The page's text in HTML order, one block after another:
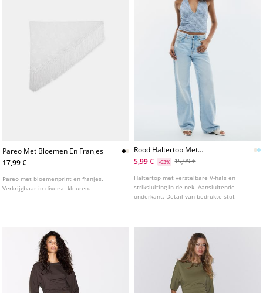
Pareo Met Bloemen En Franjes
17,99 €
Pareo met bloemenprint en franjes.
Verkrijgbaar in diverse kleuren.
Rood Haltertop Met
Stippenprint
5,99 € -63% 15,99 €
Haltertop met verstelbare V-hals en
striksluiting in de nek. Aansluitende
onderkant. Detail van bedrukte stof.